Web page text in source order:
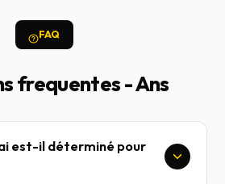
FAQ
frequentes - Ans
est-il déterminé pour